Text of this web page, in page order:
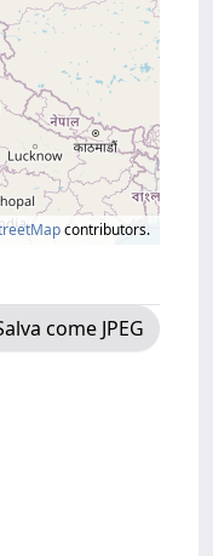
contributors.
come JPEG